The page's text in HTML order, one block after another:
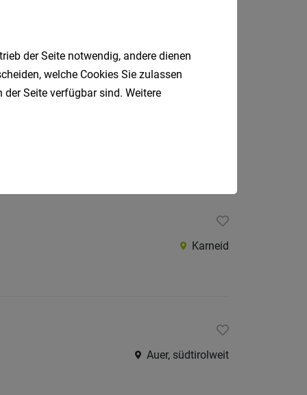
Karneid
Auer, südtirolweit
der Seite notwendig, andere dienen
welche Cookies Sie zulassen
Seite verfügbar sind. Weitere